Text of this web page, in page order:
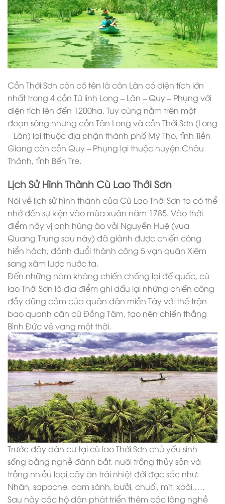
Cồn Thới Sơn còn có tên là côn Lân có diện tích lớn
nhất trong 4 cồn Tứ linh Long – Lân – Quy – Phụng với
diện tích lên đến 1200ha. Tuy cùng nằm trên một
đoạn sông nhưng cồn Tân Long và cồn Thới Sơn (Long
– Lân) lại thuộc địa phận thành phố Mỹ Tho, tỉnh Tiền
Giang còn cồn Quy – Phụng lại thuộc huyện Châu
Thành, tỉnh Bến Tre.
Lịch Sử Hình Thành Cù Lao Thới Sơn
Nói về lịch sử hình thành của Cù Lao Thới Sơn ta có thể
nhớ đến sự kiện vào mùa xuân năm 1785. Vào thời
điểm này vị anh hùng áo vải Nguyễn Huệ (vua
Quang Trung sau này) đã giành được chiến công
hiển hách, đánh đuổi thành công 5 vạn quân Xiêm
sang xâm lược nước ta.
Đến những năm kháng chiến chống lại đế quốc, cù
lao Thới Sơn là địa điểm ghi dấu lại những chiến công
đầy dũng cảm của quân dân miền Tây với thế trận
bao quanh căn cứ Đồng Tâm, tạo nên chiến thắng
Bình Đức vẻ vang một thời.
Trước đây dân cư tại cù lao Thới Sơn chủ yếu sinh
sống bằng nghề đánh bắt, nuôi trồng thủy sản và
trồng nhiều loại cây ăn trái nhiệt đới đạc sắc như:
Nhãn, sapoche, cam sành, bưởi, chuối, mít, xoài,….
Sau này các hộ dân phát triển thêm các làng nghề